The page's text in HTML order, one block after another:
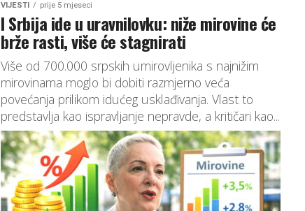
VIJESTI prije 5 mjeseci
I Srbija ide u uravnilovku: niže mirovine će
brže rasti, više će stagnirati
Više od 700.000 srpskih umirovljenika s najnižim
mirovinama moglo bi dobiti razmjerno veća
povećanja prilikom idućeg usklađivanja. Vlast to
predstavlja kao ispravljanje nepravde, a kritičari kao...